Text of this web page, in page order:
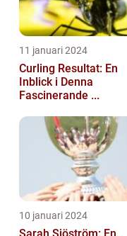
11 januari 2024
Curling Resultat: En
Inblick i Denna
Fascinerande ...
10 januari 2024